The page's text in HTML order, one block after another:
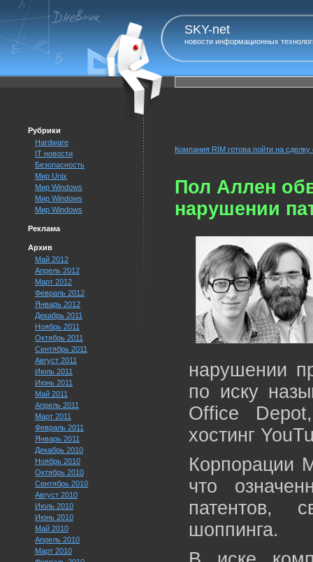
SKY-net
новости информационных
Рубрики
Hardware
IT новости
Безопасность
Мир Unix
Мир Windows
Мир Windows
Мир Windows
Реклама
Архив
Май 2012
Апрель 2012
Март 2012
Февраль 2012
Январь 2012
Декабрь 2011
Ноябрь 2011
Октябрь 2011
Сентябрь 2011
Август 2011
Июль 2011
Июнь 2011
Май 2011
Апрель 2011
Март 2011
Февраль 2011
Январь 2011
Декабрь 2010
Ноябрь 2010
Октябрь 2010
Сентябрь 2010
Август 2010
Июль 2010
Июнь 2010
Май 2010
Апрель 2010
Март 2010
Компания RIM готова пойти на
Пол Аллен
нарушении
нарушении
по иску
Office
хостинг
Корпорации
что
патентов,
шоппинга.